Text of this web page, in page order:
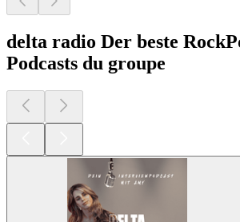
delta radio Der beste
Podcasts du groupe